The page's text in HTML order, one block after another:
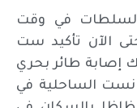
السلطات في وقت
الآن تأكيد ست
إصابة طائر بحري
الساحلية في